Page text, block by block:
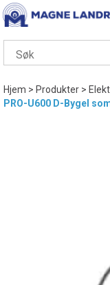
Hjem>Produkter>
PRO-U600 D-Bygel